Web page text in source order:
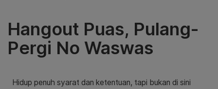
Hangout Puas, Pulang-
Pergi No Waswas
Hidup penuh syarat dan ketentuan, tapi bukan di sini